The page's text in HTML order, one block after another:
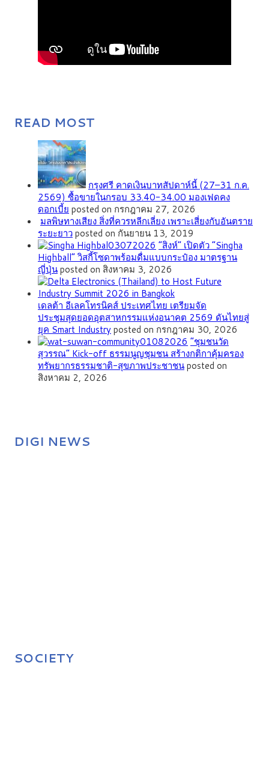
READ MOST
กรุงศรี คาดเงินบาทสัปดาห์นี้ (27–31 ก.ค.
2569) ซื้อขายในกรอบ 33.40-34.00 มองเฟดคง
ดอกเบี้ย posted on กรกฎาคม 27, 2026
มลพิษทางเสียง สิ่งที่ควรหลีกเลี่ยง เพราะเสี่ยงกับอันตราย
ระยะยาวposted on กันยายน 13, 2019
“สิงห์” เปิดตัว “Singha
Highball” วิสกี้โซดาพร้อมดื่มแบบกระป๋อง มาตรฐาน
ญี่ปุ่นposted on สิงหาคม 3, 2026
เดลต้า อีเลคโทรนิคส์ ประเทศไทย เตรียมจัด
ประชุมสุดยอดอุตสาหกรรมแห่งอนาคต 2569 ดันไทยสู่
ยุค Smart Industryposted on กรกฎาคม 30, 2026
”ชุมชนวัด
สุวรรณ” Kick-off ธรรมนูญชุมชน สร้างกติกาคุ้มครอง
ทรัพยากรธรรมชาติ-สุขภาพประชาชนposted on
สิงหาคม 2, 2026
DIGI NEWS
SOCIETY